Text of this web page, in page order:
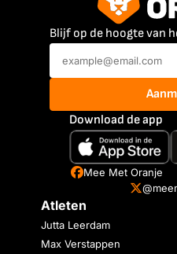
Blijf op de hoogte van
Download de app
Mee Met Oranje
Atleten
Jutta Leerdam
Max Verstappen